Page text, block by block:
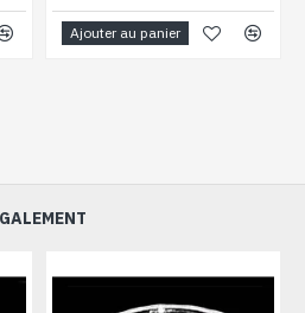
Ajouter au panier